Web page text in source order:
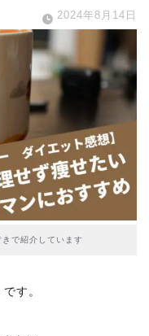
2024年8月14日
で紹介しています
です。